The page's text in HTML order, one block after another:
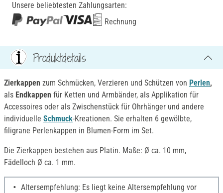
Unsere beliebtesten Zahlungsarten:
Rechnung
Produktdetails
Zierkappen zum Schmücken, Verzieren und Schützen von Perlen,
als Endkappen für Ketten und Armbänder, als Applikation für
Accessoires oder als Zwischenstück für Ohrhänger und andere
individuelle Schmuck-Kreationen. Sie erhalten 6 gewölbte,
filigrane Perlenkappen in Blumen-Form im Set.
Die Zierkappen bestehen aus Platin. Maße: Ø ca. 10 mm,
Fädelloch Ø ca. 1 mm.
Altersempfehlung: Es liegt keine Altersempfehlung vor